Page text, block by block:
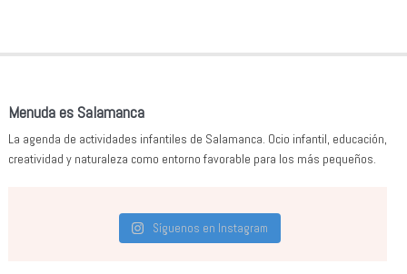
Menuda es Salamanca
La agenda de actividades infantiles de Salamanca. Ocio infantil, educación,
creatividad y naturaleza como entorno favorable para los más pequeños.
Síguenos en Instagram